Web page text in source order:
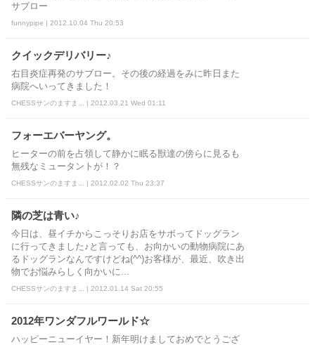
サブロー
funnypipe | 2012.10.04 Thu 20:53
クイックデリバリー♪
右目炎症再発のサブロー。その後の経過をみに昨日また
病院へいってきました！
CHESSサンのますま... | 2012.03.21 Wed 01:11
フォーエバーヤング。
ヒーターの前を占領して静かに眠る獣達の傍らに見るも
無残なミュータントが！？
CHESSサンのますま... | 2012.02.02 Thu 23:37
隣の芝は青い♪
今日は、昼イチからこっそりお店をサボってドッグラン
に行ってきました♪と言っても、お向かいの動物病院にあ
るドッグランなんですけどね(^^)お客様が、最近、吹き出
物でお悩みらしく向かいに...
CHESSサンのますま... | 2012.01.14 Sat 20:55
2012年ワンダフルワールド☆
ハッピーニューイヤー！新年明けましておめでとうござ